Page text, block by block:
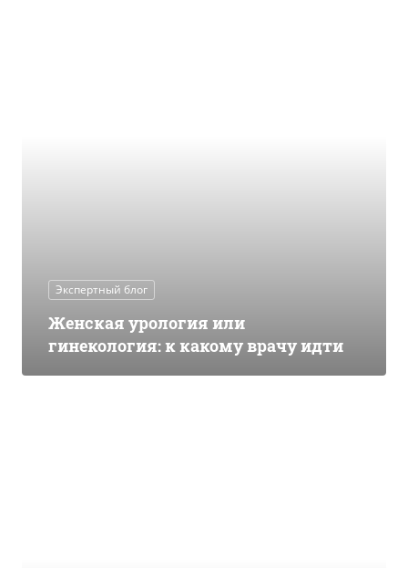
Экспертный блог
Женская урология или
гинекология: к какому врачу идти